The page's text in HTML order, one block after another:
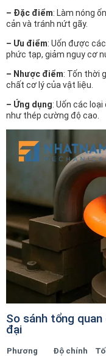
– Đặc điểm: Làm nóng
cản và tránh nứt gãy.
– Ưu điểm: Uốn được
phức tạp, giảm nguy cơ
– Nhược điểm: Tốn thời
chất cơ lý của vật liệu.
– Ứng dụng: Uốn các
như thép cường độ cao.
So sánh tổng
đại
Phương
Độ chính